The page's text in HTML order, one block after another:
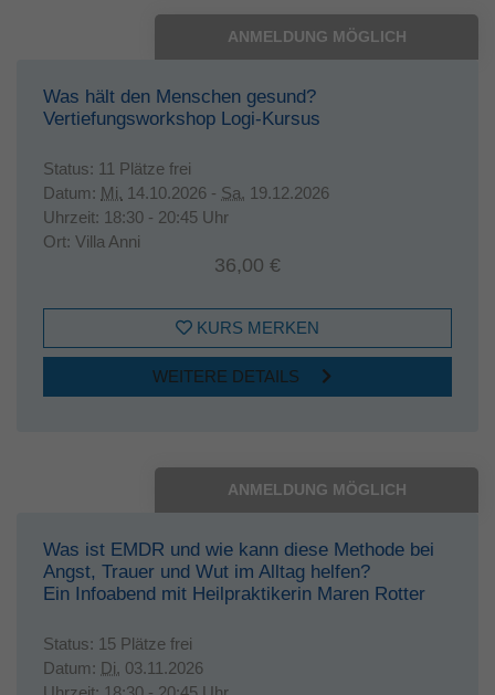
ANMELDUNG MÖGLICH
Was hält den Menschen gesund?
Vertiefungsworkshop Logi-Kursus
Status: 11 Plätze frei
Datum: Mi. 14.10.2026 - Sa. 19.12.2026
Uhrzeit: 18:30 - 20:45 Uhr
Ort: Villa Anni
36,00 €
KURS MERKEN
WEITERE DETAILS
ANMELDUNG MÖGLICH
Was ist EMDR und wie kann diese Methode bei
Angst, Trauer und Wut im Alltag helfen?
Ein Infoabend mit Heilpraktikerin Maren Rotter
Status: 15 Plätze frei
Datum: Di. 03.11.2026